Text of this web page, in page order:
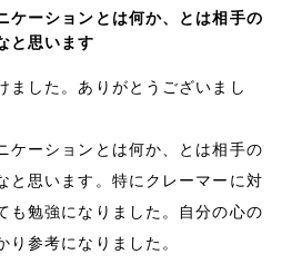
ケーションとは何か、とは相手の
と思います
ました。ありがとうございまし
ケーションとは何か、とは相手の
と思います。特にクレーマーに対
も勉強になりました。自分の心の
り参考になりました。